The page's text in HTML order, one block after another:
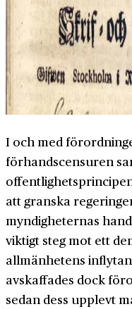
I och med
förhandscensuren
att granska
myndigheternas
viktigt steg mot ett
allmänhetens
avskaffades dock
sedan dess upplevt